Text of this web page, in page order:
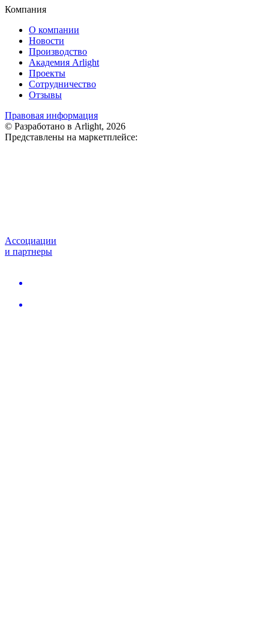
Компания
О компании
Новости
Производство
Академия Arlight
Проекты
Сотрудничество
Отзывы
Правовая информация
© Разработано в Arlight, 2026
Представлены на маркетплейсе:
Ассоциации
и партнеры